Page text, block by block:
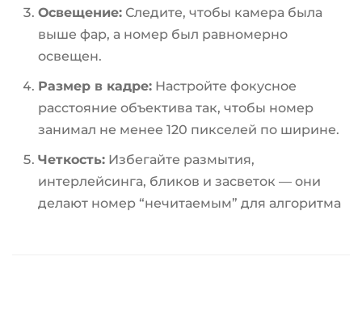
Освещение: Следите, чтобы камера была
выше фар, а номер был равномерно
освещен.
Размер в кадре: Настройте фокусное
расстояние объектива так, чтобы номер
занимал не менее 120 пикселей по ширине.
Четкость: Избегайте размытия,
интерлейсинга, бликов и засветок — они
делают номер “нечитаемым” для алгоритма